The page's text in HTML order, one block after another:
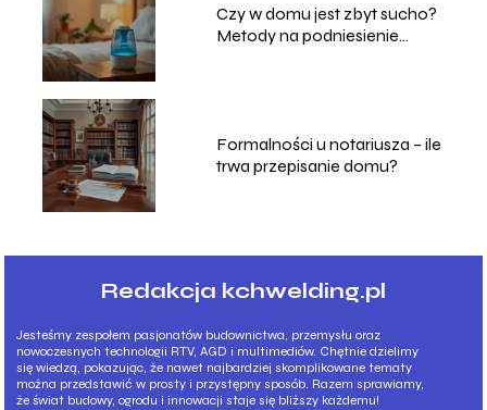
Czy w domu jest zbyt sucho?
Metody na podniesienie
Formalności u notariusza – ile
trwa przepisanie domu?
Redakcja kchwelding.pl
Jesteśmy zespołem pasjonatów budownictwa, przemysłu oraz
nowoczesnych technologii RTV, AGD i multimediów. Chętnie dzielimy
się wiedzą, pokazując, że nawet najbardziej skomplikowane tematy
można przedstawić w prosty i przystępny sposób. Razem sprawiamy,
że świat budowy, ogrodu i innowacji staje się bliższy każdemu!